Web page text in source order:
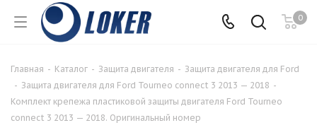
0
Главная - Каталог - Защита двигателя - Защита двигателя для Ford
- Защита двигателя для Ford Tourneo connect 3 2013 — 2018 -
Комплект крепежа пластиковой защиты двигателя Ford Tourneo
connect 3 2013 — 2018. Оригинальный номер